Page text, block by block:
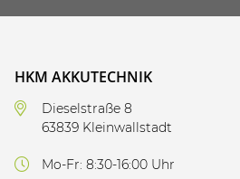
HKM AKKUTECHNIK
Dieselstraße 8
63839 Kleinwallstadt
Mo-Fr: 8:30-16:00 Uhr